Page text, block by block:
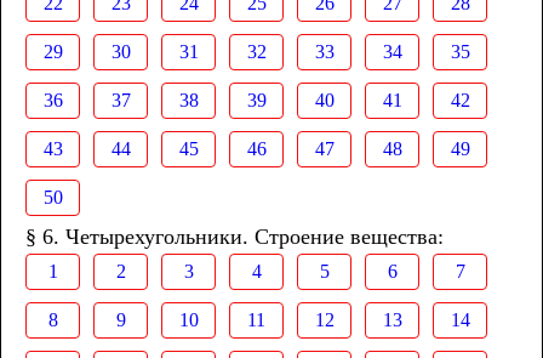
29 30 31 32 33 34 35
36 37 38 39 40 41 42
43 44 45 46 47 48 49
50
§ 6. Четырехугольники. Строение вещества:
1 2 3 4 5 6 7
8 9 10 11 12 13 14